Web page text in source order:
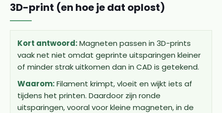
3D-print (en hoe je dat oplost)
Kort antwoord:Magneten passen in 3D-prints
vaak net niet omdat geprinte uitsparingen kleiner
of minder strak uitkomen dan in CAD is getekend.
Waarom:Filament krimpt, vloeit en wijkt iets af
tijdens het printen. Daardoor zijn ronde
uitsparingen, vooral voor kleine magneten, in de